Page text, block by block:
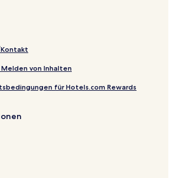
von Inhalten
für Hotels.com Rewards